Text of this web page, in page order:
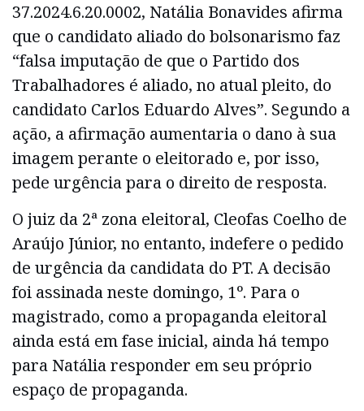
37.2024.6.20.0002, Natália Bonavides afirma
que o candidato aliado do bolsonarismo faz
“falsa imputação de que o Partido dos
Trabalhadores é aliado, no atual pleito, do
candidato Carlos Eduardo Alves”. Segundo a
ação, a afirmação aumentaria o dano à sua
imagem perante o eleitorado e, por isso,
pede urgência para o direito de resposta.
O juiz da 2ª zona eleitoral, Cleofas Coelho de
Araújo Júnior, no entanto, indefere o pedido
de urgência da candidata do PT. A decisão
foi assinada neste domingo, 1º. Para o
magistrado, como a propaganda eleitoral
ainda está em fase inicial, ainda há tempo
para Natália responder em seu próprio
espaço de propaganda.